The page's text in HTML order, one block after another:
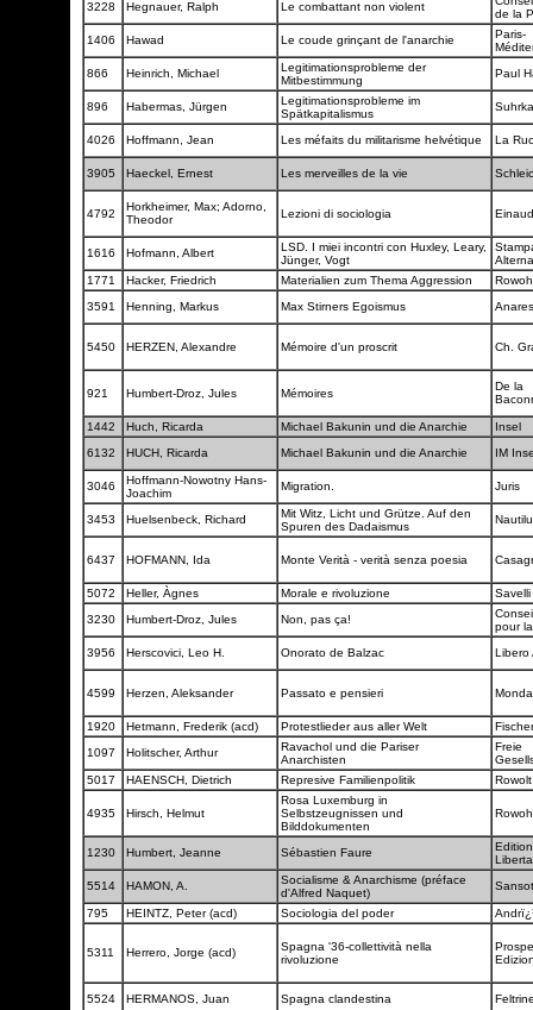
3228 Hegnauer, Ralph Le combattant non violent
de la
1406
Hawad Le coude grinçant de l'anarchie
Paris-
866
Heinrich, Michael
Legitimationsprobleme der
Mitbestimmung
Paul
896 Habermas, Jürgen
Legitimationsprobleme im
Spätkapitalismus
4026 Hoffmann, Jean Les méfaits du militarisme helvétique La
3905 Haeckel, Ernest Les merveilles de la vie
4792
Horkheimer, Max; Adorno,
Theodor
Lezioni di sociologia
1616 Hofmann, Albert
LSD. I miei incontri con Huxley, Leary,
Jünger, Vogt
1771
Hacker, Friedrich Materialien zum Thema Aggression
3591
Henning, Markus Max Stirners Egoismus
5450 HERZEN, Alexandre Mémoire d'un proscrit Ch.
921 Humbert-Droz, Jules Mémoires
De la
1442 Huch, Ricarda Michael Bakunin und die Anarchie
Insel
6132
HUCH, Ricarda Michael Bakunin und die Anarchie IM
3046
Hoffmann-Nowotny Hans-
Joachim
Migration. Juris
3453 Huelsenbeck, Richard
Mit Witz, Licht und Grütze. Auf den
Spuren des Dadaismus
6437 HOFMANN, Ida Monte Verità - verità senza poesia
5072 Heller, Àgnes Morale e rivoluzione
Savelli
3230
Humbert-Droz, Jules Non, pas ça!
pour
3956
Herscovici, Leo H. Onorato de Balzac Libero
4599 Herzen, Aleksander Passato e pensieri
1920 Hetmann, Frederik (acd) Protestlieder aus aller Welt
1097
Holitscher, Arthur
Ravachol und die Pariser
Anarchisten
Freie
5017
HAENSCH, Dietrich Represive Familienpolitik
4935 Hirsch, Helmut
Rosa Luxemburg in
Selbstzeugnissen und
Bilddokumenten
1230 Humbert, Jeanne Sébastien Faure
5514
HAMON, A.
Socialisme & Anarchisme (préface
d'Alfred Naquet)
795 HEINTZ, Peter (acd) Sociologia del poder
5311 Herrero, Jorge (acd)
Spagna '36-collettività nella
rivoluzione
5524 HERMANOS, Juan Spagna clandestina